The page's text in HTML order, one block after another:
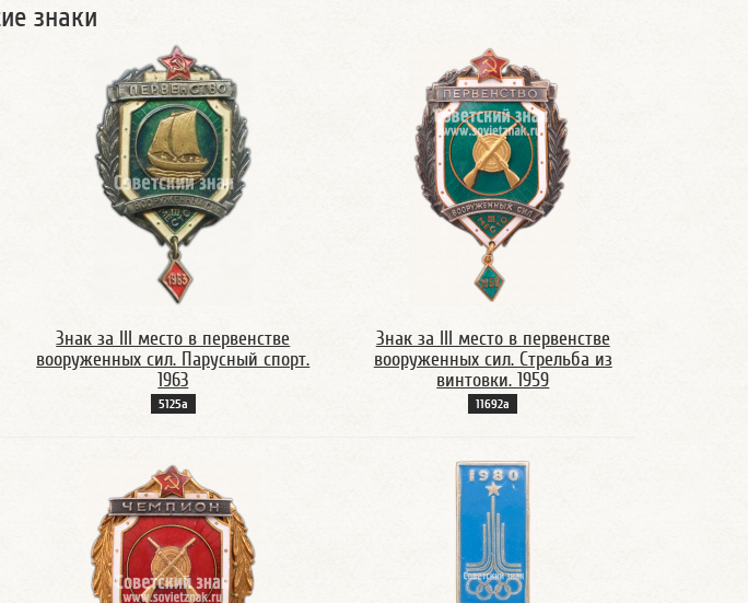
знаки
Знак за III место в первенстве
вооруженных сил. Парусный спорт.
1963
5125а
Знак за III место в первенстве
вооруженных сил. Стрельба из
винтовки. 1959
11692а